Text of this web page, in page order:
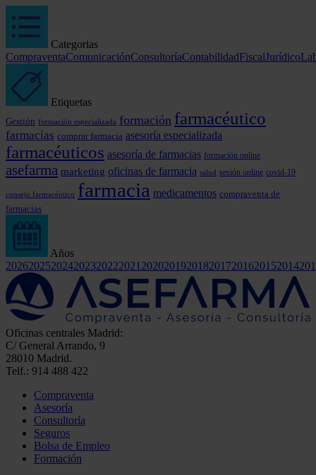
Categorias
CompraventaComunicaciónConsultoríaContabilidadFiscalJurídico
Etiquetas
Gestión formación especializada formación farmacéutico
farmacias comprar farmacia asesoría especializada
farmacéuticos asesoría de farmacias formación online
asefarma marketing oficinas de farmacia salud sesión online covid-19
consejo farmacéutico farmacia medicamentos compraventa de
farmacias
Años
202620252024202320222021 2020201920182017201620152014
Oficinas centrales Madrid:
C/ General Arrando, 9
28010 Madrid.
Telf.: 914 488 422
Compraventa
Asesoría
Consultoría
Seguros
Bolsa de Empleo
Formación